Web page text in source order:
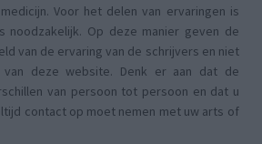
Voor het delen van ervaringen is
noodzakelijk. Op deze manier geven de
van de ervaring van de schrijvers en niet
deze website. Denk er aan dat de
van persoon tot persoon en dat u
contact op moet nemen met uw arts of